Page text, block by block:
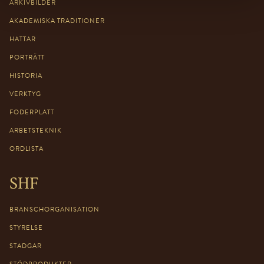
ARKIVBILDER
AKADEMISKA TRADITIONER
HATTAR
PORTRÄTT
HISTORIA
VERKTYG
FODERPLATT
ARBETSTEKNIK
ORDLISTA
SHF
BRANSCHORGANISATION
STYRELSE
STADGAR